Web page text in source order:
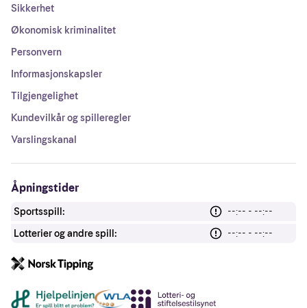
Sikkerhet
Økonomisk kriminalitet
Personvern
Informasjonskapsler
Tilgjengelighet
Kundevilkår og spilleregler
Varslingskanal
Åpningstider
Sportsspill:
--:-- - --:--
Lotterier og andre spill:
--:-- - --:--
Andre lenker